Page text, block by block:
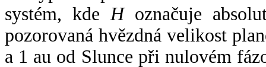
systém, kde Hoznačuje
pozorovaná hvězdná velikost
a 1 au od Slunce při nulovém